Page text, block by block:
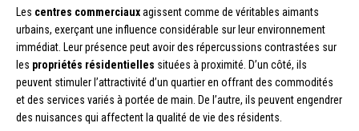
Les centres commerciauxagissent comme de véritables aimants
urbains, exerçant une influence considérable sur leur environnement
immédiat. Leur présence peut avoir des répercussions contrastées sur
les propriétés résidentielles situées à proximité. D’un côté, ils
peuvent stimuler l’attractivité d’un quartier en offrant des commodités
et des services variés à portée de main. De l’autre, ils peuvent engendrer
des nuisances qui affectent la qualité de vie des résidents.